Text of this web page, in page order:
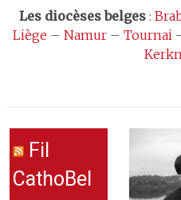
Les diocèses belges:
Liège – Namur– Tournai
Fil
CathoBel